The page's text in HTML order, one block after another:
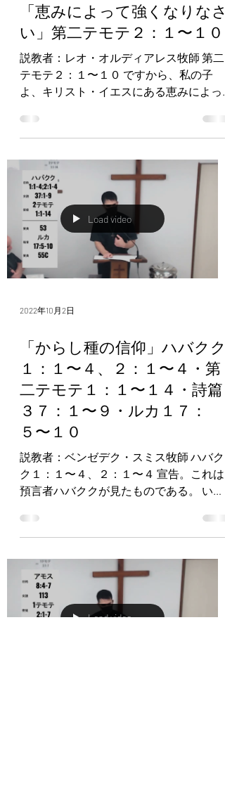
「恵みによって強くなりなさ
い」第二テモテ２：１〜１０
説教者：レオ・オルディアレス牧師 第二
テモテ２：１〜１０ ですから、私の子
よ、キリスト・イエスにある恵みによっ
で私から聞いたことを、ほかの人にも教
える力のある信頼できる人たちに委ねな
さい。キリスト・イエスの立派な兵士と
して、私と苦しみをと...
Load video
2022年10月2日
「からし種の信仰」ハバクク
１：１〜４、２：１〜４・第
二テモテ１：１〜１４・詩篇
３７：１〜９・ルカ１７：
５〜１０
説教者：ベンゼデク・スミス牧師 ハバク
ク１：１〜４、２：１〜４ 宣告。これは
預言者ハバククが見たものである。 いつ
のに、あなたが聞いてくださらないの
は。 「暴虐だ」とあなたに叫んでいるの
に、救ってくださらないのは。...
Load video